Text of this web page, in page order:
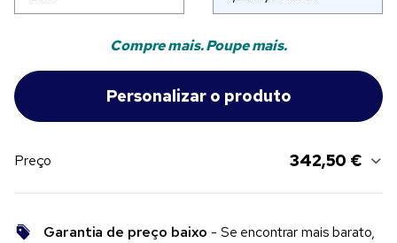
Compre mais. Poupe mais.
Preço 342,50 €
Garantia de preço baixo - Se encontrar mais barato,